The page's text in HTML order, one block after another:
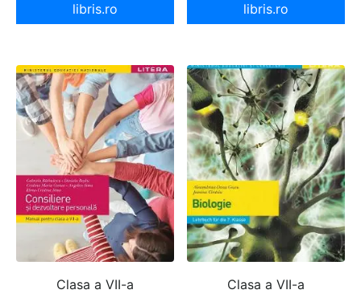
libris.ro
libris.ro
Clasa a VII-a
Clasa a VII-a